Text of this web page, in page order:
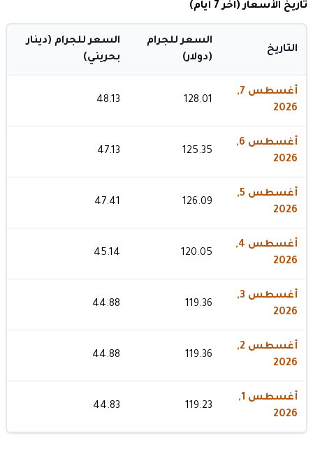
تاريخ الأسعار (آخر 7 أيام)
التاريخ
السعر للجرام
(دولار)
السعر للجرام (دينار
بحريني)
أغسطس 7,
2026
128.01
48.13
أغسطس 6,
2026
125.35
47.13
أغسطس 5,
2026
126.09
47.41
أغسطس 4,
2026
120.05
45.14
أغسطس 3,
2026
119.36
44.88
أغسطس 2,
2026
119.36
44.88
أغسطس 1,
2026
119.23
44.83